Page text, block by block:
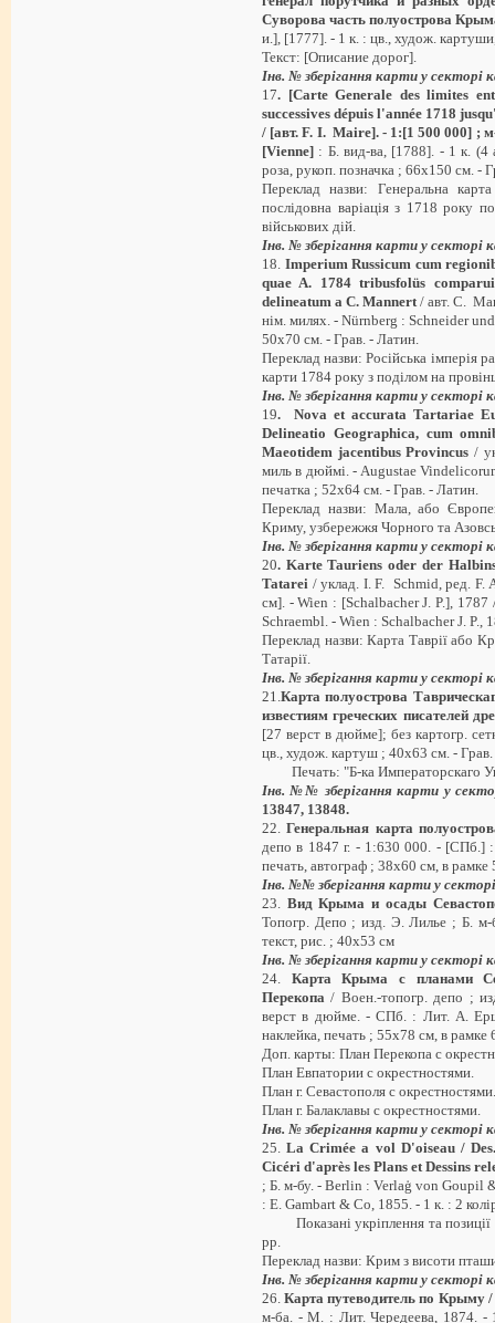
Суворова часть полуострова
и.], [1777]. - 1 к. : цв., худож.
Текст: [Описание дорог].
Інв. № зберігання карти у секторі
17. [Carte Generale des limites
successives dépuis l'année 1718
/ [авт.F. I. Maire]. - 1:[1 500 000] ;
[Vienne] : Б. вид-ва, [1788]. - 1 к. (4
роза, рукоп. позначка ; 66х150 см. -
Переклад назви: Генеральна
послідовна варіація з 1718 року
військових дій.
Інв. № зберігання карти у секторі
18. Imperium Russicum cum
quae A. 1784 tribusfolüs
delineatum a C. Mannert/ авт. C.
нім. милях. - Nürnberg : Schneider
50х70 см. - Грав. - Латин.
Переклад назви: Російська імперія
карти 1784 року з поділом на
Інв. № зберігання карти у секторі
19.
Nova et accurata Tartariae
Delineatio Geographica, cum
Maeotidem jacentibus Provincus /
миль в дюймі. - Augustae
печатка ; 52х64 см. - Грав. - Латин.
Переклад назви: Мала, або
Криму, узбережжя Чорного та
Інв. № зберігання карти у секторі
20. Karte Tauriens oder der
Tatarei / уклад. I. F. Schmid, ред. F.
см]. - Wien : [Schalbacher J. P.],
Schraembl. - Wien : Schalbacher J. P.,
Переклад назви: Карта Таврії або
Татарії.
Інв. № зберігання карти у секторі
21.Карта полуострова
известиям греческих писателей
[27 верст в дюйме]; без картогр.
цв., худож. картуш ; 40х63 см. - Грав.
Печать: "Б-ка Императорскаго
Інв. №№ зберігання карти у
13847, 13848.
22.Генеральная карта
депо в 1847 г. - 1:630 000. - [СПб.]
печать, автограф ; 38х60 см, в рамке
Інв. №№ зберігання карти у
23. Вид Крыма и осады
Топогр. Депо ; изд. Э. Лилье ; Б.
текст, рис. ; 40х53 см
Інв. № зберігання карти у секторі
24. Карта Крыма с планами
Перекопа / Воен.-топогр. депо ;
верст в дюйме. - СПб. : Лит. А.
наклейка, печать ; 55х78 см, в рамке
Доп. карты: План Перекопа с
План Евпатории с окрестностями.
План г. Севастополя с окрестностями.
План г. Балаклавы с окрестностями.
Інв. № зберігання карти у секторі
25.La Crimée a vol D'oiseau /
Cicéri d'après les Plans et Dessins
; Б. м-бу. - Berlin : Verlaģ von Goupil
: E. Gambart & Co, 1855. - 1 к. : 2
Показані укріплення та позиції
рр.
Переклад назви: Крим з висоти
Інв. № зберігання карти у секторі
26.Карта путеводитель по Крыму /
м-ба. - М. : Лит. Чередеева, 1874. -